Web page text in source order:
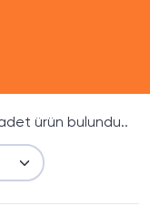
ürün bulundu..